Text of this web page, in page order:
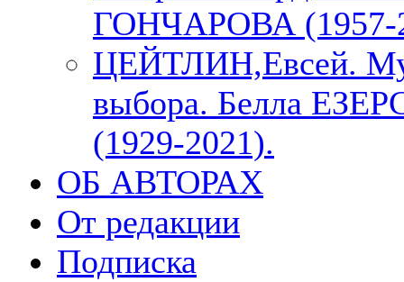
ГОНЧАРОВА (1957-
ЦЕЙТЛИН,Евсей.
выбора. Белла
(1929-2021).
ОБ АВТОРАХ
От редакции
Подписка